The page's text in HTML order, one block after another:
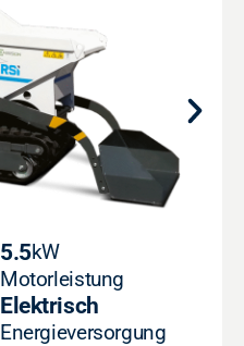
5.5kW
Motorleistung
Elektrisch
Energieversorgung